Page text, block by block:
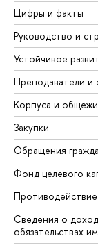
Цифры и факты
Руководство и
Устойчивое
Преподаватели и
Корпуса и
Закупки
Обращения
Фонд целевого
Сведения о
обязательствах